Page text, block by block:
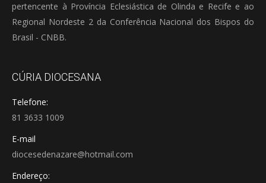
pertencente à Província Eclesiástica de Olinda e Recife e ao
Regional Nordeste 2 da Conferência Nacional dos Bispos do
Brasil - CNBB.
CÚRIA DIOCESANA
Telefone:
81 3633 1009
E-mail
diocesedenazare@hotmail.com
Endereço: